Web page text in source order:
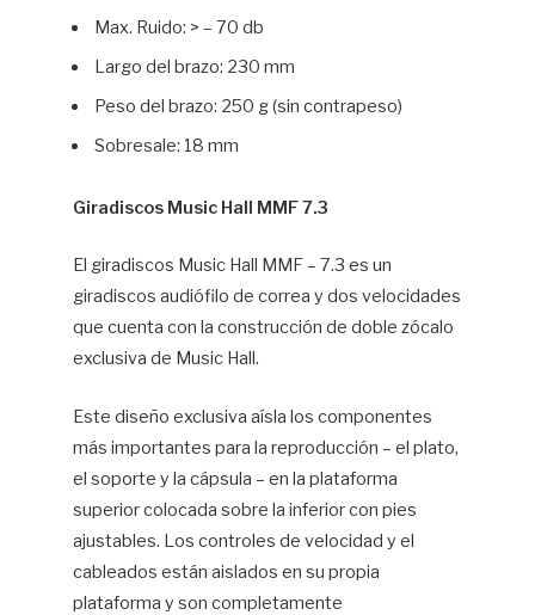
Max. Ruido: > – 70 db
Largo del brazo: 230 mm
Peso del brazo: 250 g (sin contrapeso)
Sobresale: 18 mm
Giradiscos Music Hall MMF 7.3
El giradiscos Music Hall MMF – 7.3 es un
giradiscos audiófilo de correa y dos velocidades
que cuenta con la construcción de doble zócalo
exclusiva de Music Hall.
Este diseño exclusiva aísla los componentes
más importantes para la reproducción – el plato,
el soporte y la cápsula – en la plataforma
superior colocada sobre la inferior con pies
ajustables. Los controles de velocidad y el
cableados están aislados en su propia
plataforma y son completamente